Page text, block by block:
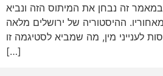
במאמר זה נבחן את המיתוס הזה ונביא
ההיסטוריה של ירושלים מלאה
לענייני מין, מה שמביא לסטיגמה זו.
[…]